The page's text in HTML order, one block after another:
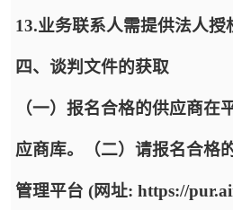
13.业务联系人需提供法人授
四、谈判文件的获取
（一）报名合格的供应商
应商库。（二）请报名合格
管理平台 (网址: https://